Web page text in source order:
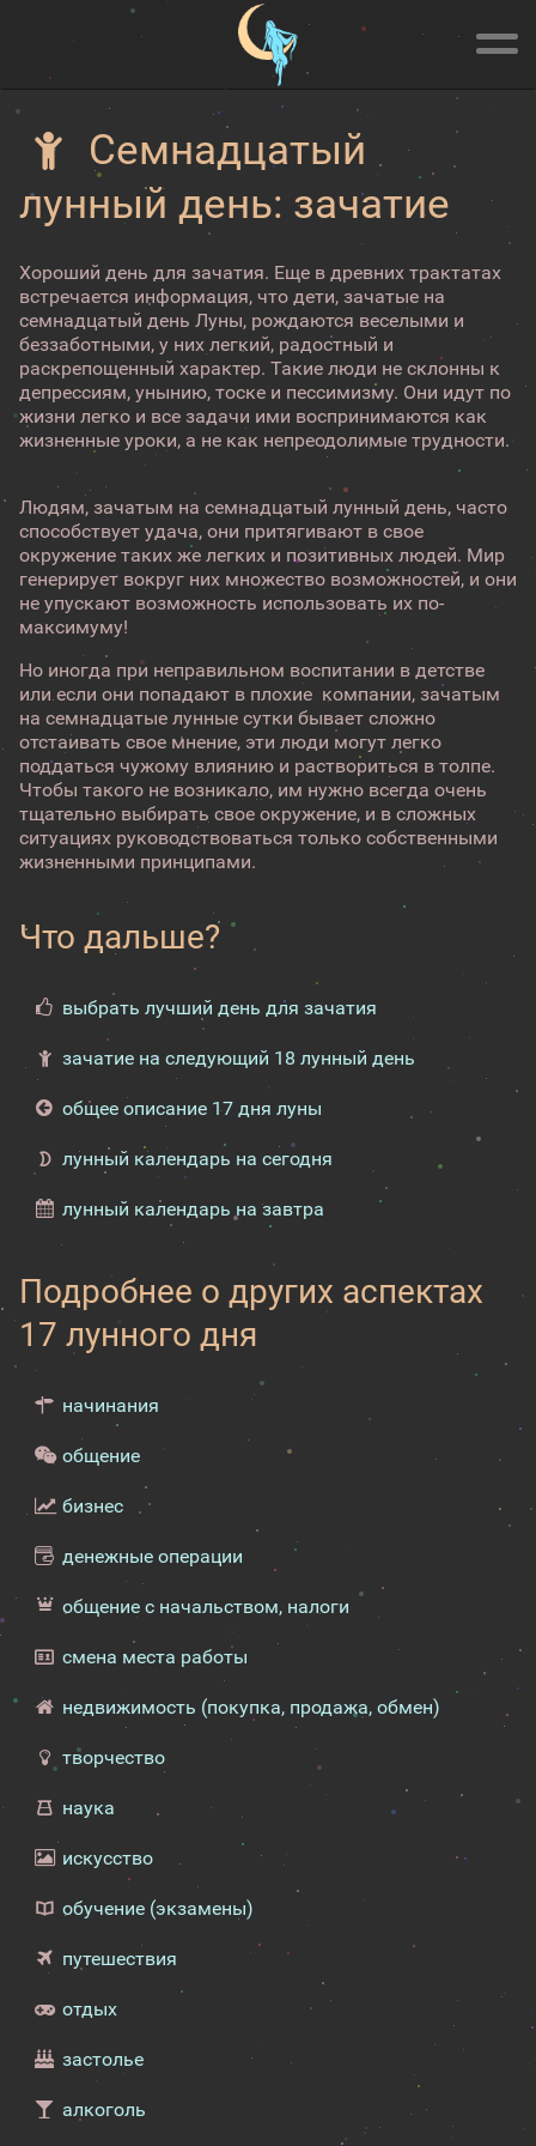
Семнадцатый
лунный день: зачатие
Хороший день для зачатия. Еще в древних трактатах
встречается информация, что дети, зачатые на
семнадцатый день Луны, рождаются веселыми и
беззаботными, у них легкий, радостный и
раскрепощенный характер. Такие люди не склонны к
депрессиям, унынию, тоске и пессимизму. Они идут по
жизни легко и все задачи ими воспринимаются как
жизненные уроки, а не как непреодолимые трудности.
Людям, зачатым на семнадцатый лунный день, часто
способствует удача, они притягивают в свое
окружение таких же легких и позитивных людей. Мир
генерирует вокруг них множество возможностей, и они
не упускают возможность использовать их по-
максимуму!
Но иногда при неправильном воспитании в детстве
или если они попадают в плохие компании, зачатым
на семнадцатые лунные сутки бывает сложно
отстаивать свое мнение, эти люди могут легко
поддаться чужому влиянию и раствориться в толпе.
Чтобы такого не возникало, им нужно всегда очень
тщательно выбирать свое окружение, и в сложных
ситуациях руководствоваться только собственными
жизненными принципами.
Что дальше?
выбрать лучший день для зачатия
зачатие на следующий 18 лунный день
общее описание 17 дня луны
лунный календарь на сегодня
лунный календарь на завтра
Подробнее о других аспектах
17 лунного дня
начинания
общение
бизнес
денежные операции
общение с начальством, налоги
смена места работы
недвижимость (покупка, продажа, обмен)
творчество
наука
искусство
обучение (экзамены)
путешествия
отдых
застолье
алкоголь